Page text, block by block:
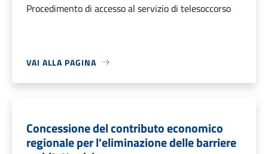
Procedimento di accesso al servizio di telesoccorso
VAI ALLA PAGINA
Concessione del contributo economico
regionale per l'eliminazione delle barriere